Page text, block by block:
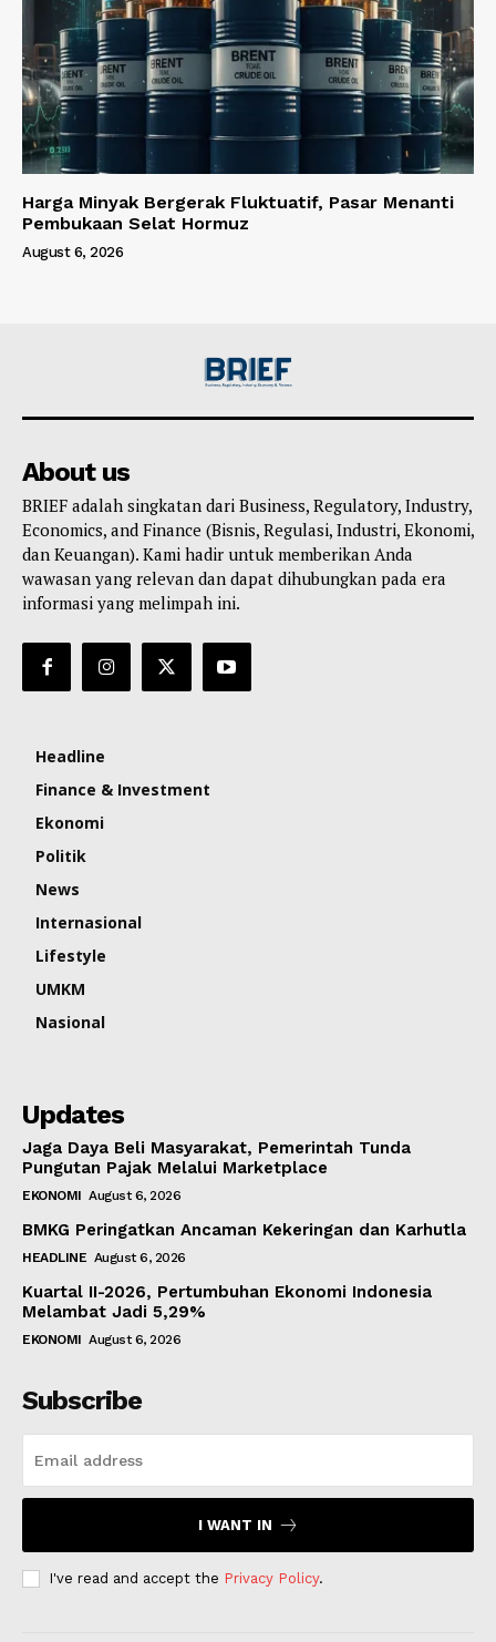
Harga Minyak Bergerak Fluktuatif, Pasar Menanti
Pembukaan Selat Hormuz
August 6, 2026
About us
BRIEF adalah singkatan dari Business, Regulatory, Industry,
Economics, and Finance (Bisnis, Regulasi, Industri, Ekonomi,
dan Keuangan). Kami hadir untuk memberikan Anda
wawasan yang relevan dan dapat dihubungkan pada era
informasi yang melimpah ini.
Headline
Finance & Investment
Ekonomi
Politik
News
Internasional
Lifestyle
UMKM
Nasional
Updates
Jaga Daya Beli Masyarakat, Pemerintah Tunda
Pungutan Pajak Melalui Marketplace
EKONOMI August 6, 2026
BMKG Peringatkan Ancaman Kekeringan dan Karhutla
HEADLINE August 6, 2026
Kuartal II-2026, Pertumbuhan Ekonomi Indonesia
Melambat Jadi 5,29%
EKONOMI August 6, 2026
Subscribe
I WANT IN
I've read and accept the Privacy Policy.